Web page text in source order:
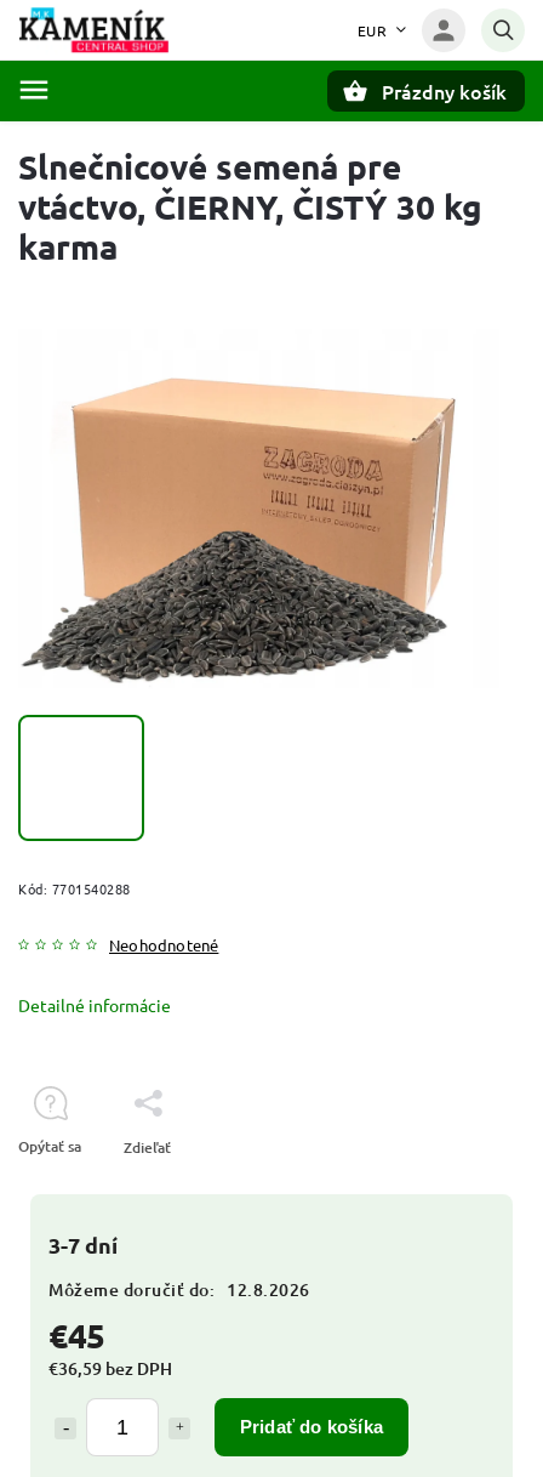
EUR
Prázdny košík
Slnečnicové semená pre
vtáctvo, ČIERNY, ČISTÝ 30 kg
karma
Kód: 7701540288
Neohodnotené
€45
€36,59 bez DPH
Pridať do košíka
3-7 dní
Môžeme doručiť do: 12.8.2026
Detailné informácie
Opýtať sa Zdieľať